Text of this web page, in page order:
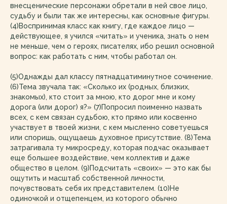
внесценические персонажи обретали в ней свое лицо,
судьбу и были так же интересны, как основные фигуры.
(4)Воспринимая класс как книгу, где каждое лицо —
действующее, я учился «читать» и ученика, знать о нем
не меньше, чем о героях, писателях, ибо решил основной
вопрос: как работать с ним, чтобы работал он.
(5)Однажды дал классу пятнадцатиминутное сочинение.
(6)Тема звучала так: «Сколько их (родных, близких,
знакомых), кто стоит за мною, кто дорог мне и кому
дорога (или дорог) я?» (7)Попросил поименно назвать
всех, с кем связан судьбою, кто прямо или косвенно
участвует в твоей жизни, с кем мысленно советуешься
или споришь, ощущаешь духовное присутствие. (8)Тема
затрагивала ту микросреду, которая подчас оказывает
еще большее воздействие, чем коллектив и даже
общество в целом. (9)Подсчитать «своих» — это как бы
ощутить и масштаб собственной личности,
почувствовать себя их представителем. (10)Не
одиночкой и отщепенцем, из которого обычно